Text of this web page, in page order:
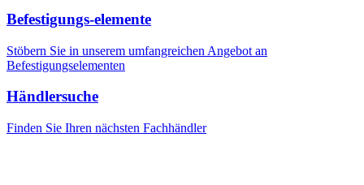
Befestigungs-elemente
Stöbern Sie in unserem umfangreichen Angebot an
Befestigungselementen
Händlersuche
Finden Sie Ihren nächsten Fachhändler